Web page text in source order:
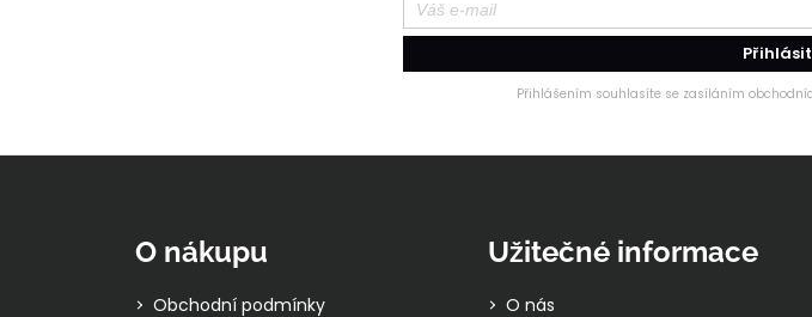
Přihlášením souhlasíte se zasíláním
O nákupu
Obchodní podmínky
Užitečné informace
O nás